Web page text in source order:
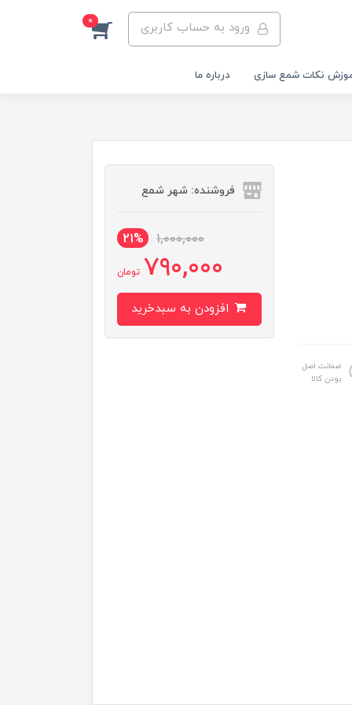
ورود به حساب کاربری 0
نکات شمع سازی درباره ما
ضمانت اصل
بودن کالا
فروشنده: شهر شمع
1,000,000
21%
790,000 تومان